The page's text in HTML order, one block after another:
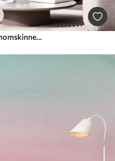
Luftig abstraksjon med gjennomskinnelige bølger i en rosa-lilla fargepalett